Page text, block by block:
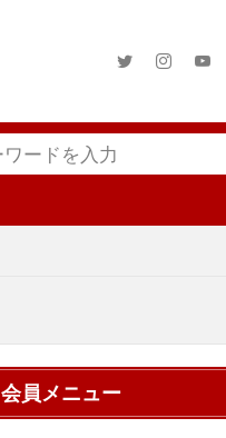
会員メニュー